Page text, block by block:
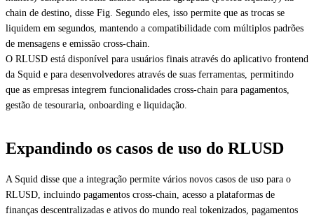
chain de destino, disse Fig. Segundo eles, isso permite que as trocas se
liquidem em segundos, mantendo a compatibilidade com múltiplos padrões
de mensagens e emissão cross-chain.
O RLUSD está disponível para usuários finais através do aplicativo frontend
da Squid e para desenvolvedores através de suas ferramentas, permitindo
que as empresas integrem funcionalidades cross-chain para pagamentos,
gestão de tesouraria, onboarding e liquidação.
Expandindo os casos de uso do RLUSD
A Squid disse que a integração permite vários novos casos de uso para o
RLUSD, incluindo pagamentos cross-chain, acesso a plataformas de
finanças descentralizadas e ativos do mundo real tokenizados, pagamentos